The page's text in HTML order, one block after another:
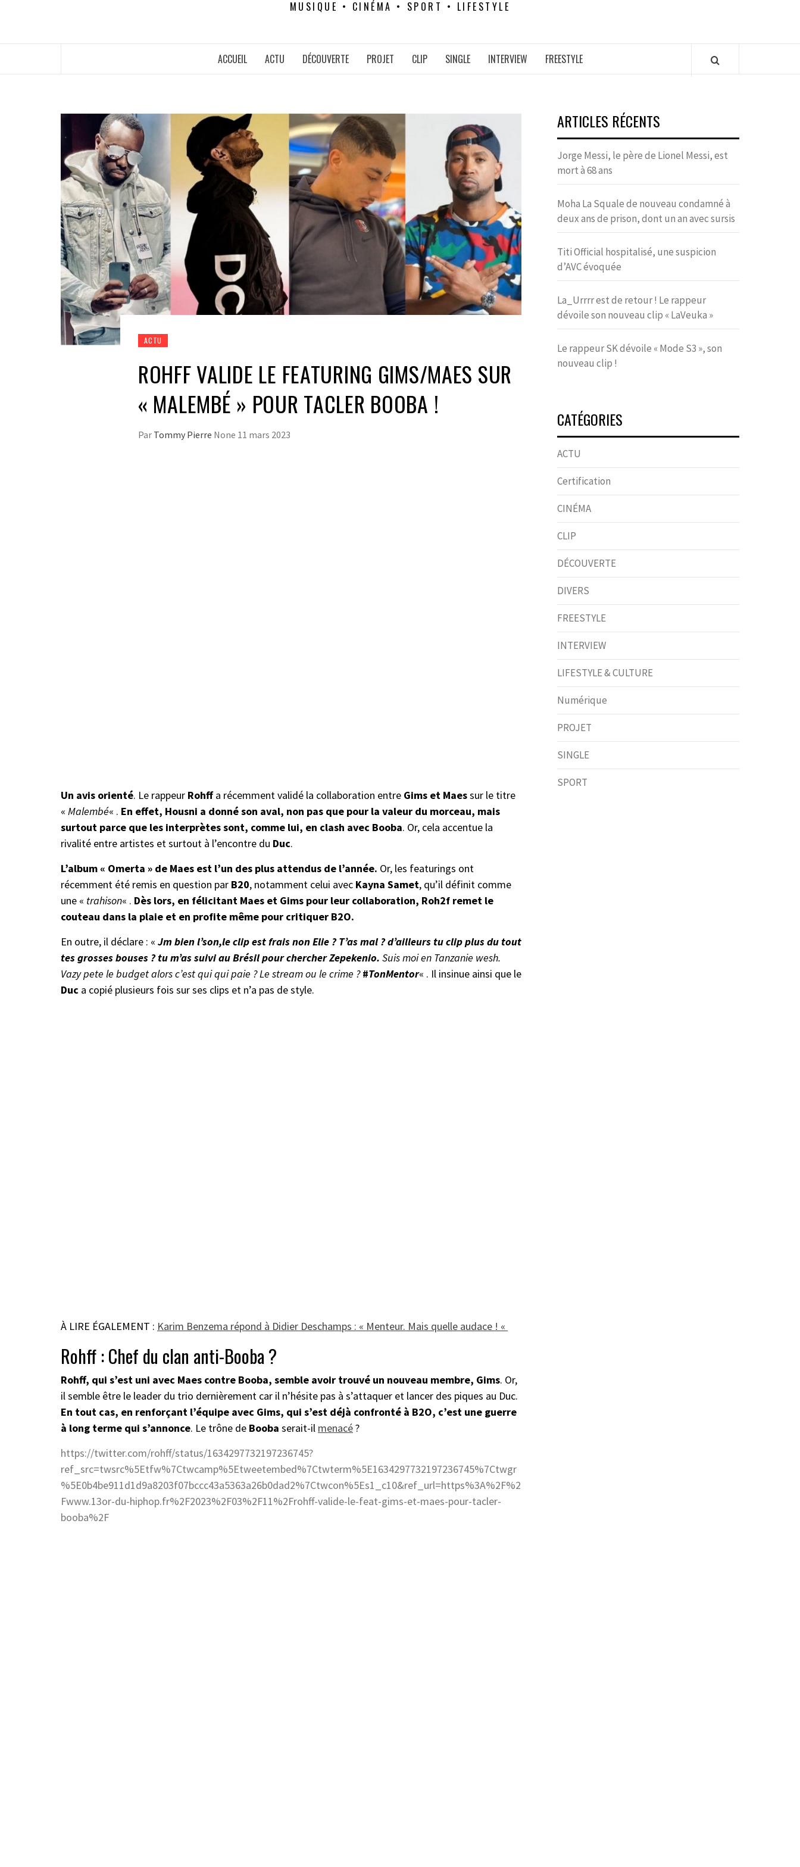
MUSIQUE • CINÉMA • SPORT • LIFESTYLE
ACCUEIL ACTU DÉCOUVERTE PROJET CLIP SINGLE INTERVIEW FREESTYLE
ACTU
ROHFF VALIDE LE FEATURING GIMS/MAES SUR
« MALEMBÉ » POUR TACLER BOOBA !
Par Tommy Pierre None 11 mars 2023
Un avis orienté. Le rappeur Rohffa récemment validé la collaboration entre Gims et Maessur le titre
« Malembé« . En effet, Housni a donné son aval, non pas que pour la valeur du morceau, mais
surtout parce que les interprètes sont, comme lui, en clash avec Booba. Or, cela accentue la
rivalité entre artistes et surtout à l’encontre du Duc.
L’album « Omerta » de Maes est l’un des plus attendus de l’année. Or, les featurings ont
récemment été remis en question par B20, notamment celui avec Kayna Samet, qu’il définit comme
une « trahison« . Dès lors, en félicitant Maes et Gims pour leur collaboration, Roh2f remet le
couteau dans la plaie et en profite même pour critiquer B2O.
En outre, il déclare : « Jm bien l’son,le clip est frais non Elie ? T’as mal ? d’ailleurs tu clip plus du tout
tes grosses bouses ? tu m’as suivi au Brésil pour chercher Zepekenio. Suis moi en Tanzanie wesh.
Vazy pete le budget alors c’est qui qui paie ? Le stream ou le crime ? #TonMentor« . Il insinue ainsi que le
Duc a copié plusieurs fois sur ses clips et n’a pas de style.
À LIRE ÉGALEMENT : Karim Benzema répond à Didier Deschamps : « Menteur. Mais quelle audace ! «
Rohff : Chef du clan anti-Booba ?
Rohff, qui s’est uni avec Maes contre Booba, semble avoir trouvé un nouveau membre, Gims. Or,
il semble être le leader du trio dernièrement car il n’hésite pas à s’attaquer et lancer des piques au Duc.
En tout cas, en renforçant l’équipe avec Gims, qui s’est déjà confronté à B2O, c’est une guerre
à long terme qui s’annonce. Le trône de Booba serait-il menacé?
https://twitter.com/rohff/status/1634297732197236745?
ref_src=twsrc%5Etfw%7Ctwcamp%5Etweetembed%7Ctwterm%5E1634297732197236745%7Ctwgr
%5E0b4be911d1d9a8203f07bccc43a5363a26b0dad2%7Ctwcon%5Es1_c10&ref_url=https%3A%2F%2
Fwww.13or-du-hiphop.fr%2F2023%2F03%2F11%2Frohff-valide-le-feat-gims-et-maes-pour-tacler-
booba%2F
ARTICLES RÉCENTS
Jorge Messi, le père de Lionel Messi, est
mort à 68 ans
Moha La Squale de nouveau condamné à
deux ans de prison, dont un an avec sursis
Titi Official hospitalisé, une suspicion
d’AVC évoquée
La_Urrrr est de retour ! Le rappeur
dévoile son nouveau clip « LaVeuka »
Le rappeur SK dévoile « Mode S3 », son
nouveau clip !
CATÉGORIES
ACTU
Certification
CINÉMA
CLIP
DÉCOUVERTE
DIVERS
FREESTYLE
INTERVIEW
LIFESTYLE & CULTURE
Numérique
PROJET
SINGLE
SPORT